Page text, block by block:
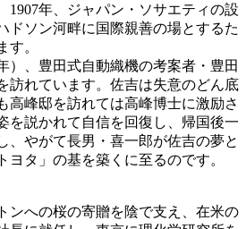
1907年、ジャパン・ソサエティの設
ドソン河畔に国際親善の場とするた
す。
）、豊田式自動織機の考案者・豊田
訪れています。佐吉は失意のどん底
高峰邸を訪れては高峰博士に激励さ
を説かれて自信を回復し、帰国後一
、やがて長男・喜一郎が佐吉の夢と
ヨタ」の基を築くに至るのです。
ンへの桜の寄贈を陰で支え、在米の